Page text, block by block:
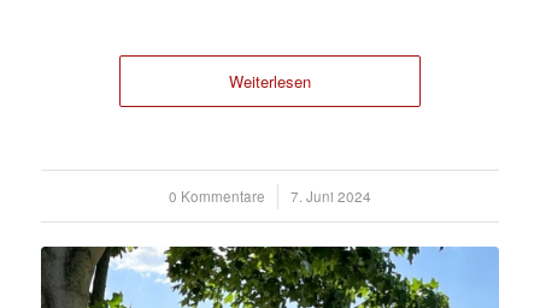
Weiterlesen
0 Kommentare
/ 7. Juni 2024